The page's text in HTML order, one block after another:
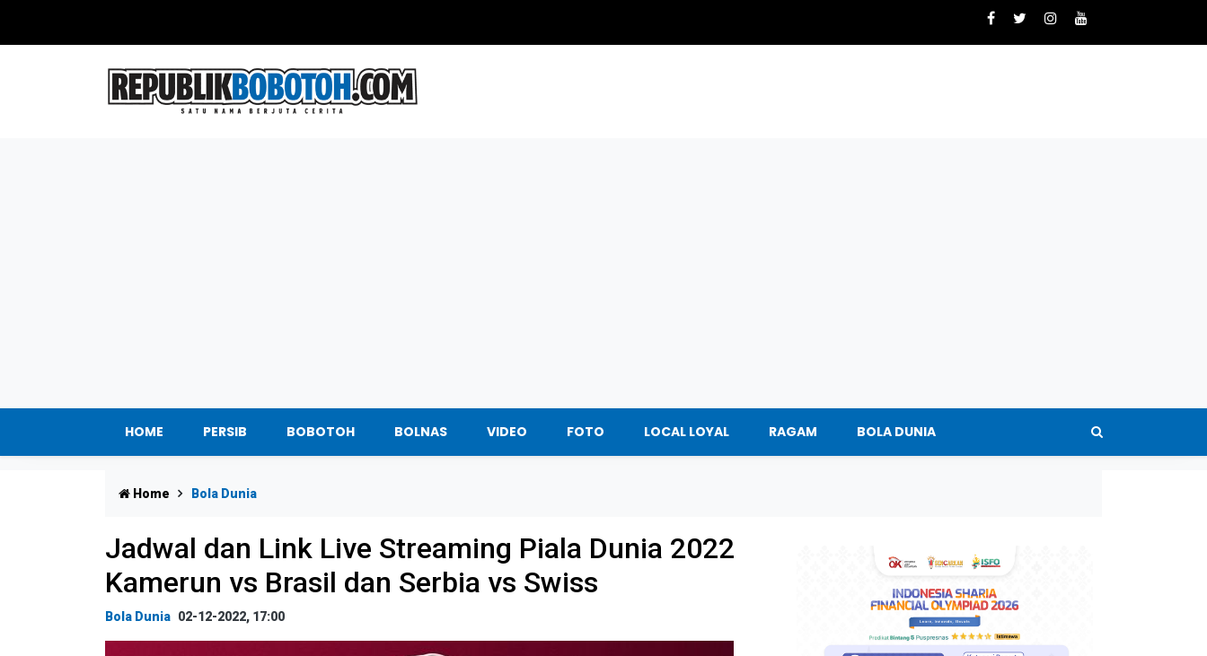
HOME PERSIB BOBOTOH BOLNAS VIDEO FOTO LOCAL LOYAL RAGAM BOLA DUNIA
Home Bola Dunia
Jadwal dan Link Live Streaming Piala Dunia 2022
Kamerun vs Brasil dan Serbia vs Swiss
Bola Dunia 02-12-2022, 17:00